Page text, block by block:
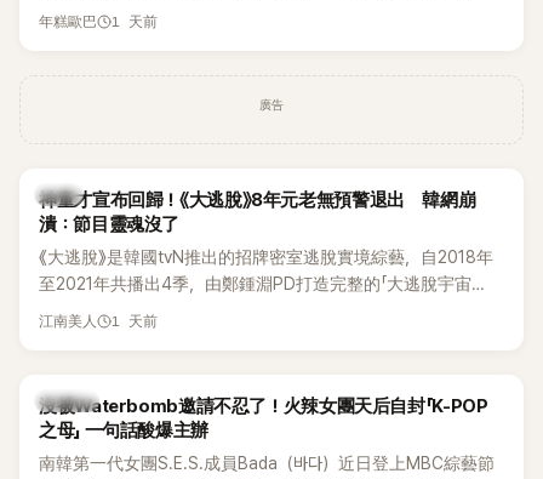
線，召開前所未見的「泳裝記者會」澄清。這場記者會後來還被
鎮》，邀請同時兼顧工作與育兒的演藝圈代表「媽媽群」——李智
惠、李賢怡、李恩亨，以第13位「My Star」身分登場，分享最真
邊搭車邊聊天，氣氛輕鬆。聊到最近的新聞，李瑞鎮突然直球
發問：「妳不是上新聞了？說妳去做整形？是人中縮短手術嗎？」
一貫犀利又不留情的問法，讓現場瞬間笑成一片。對此，李智
惠也毫不閃躲，淡定接招，兩人鬥嘴默契十足。 話題接著一路
開過記者會？」直接點名她當年的風波。李智惠聽了忍不住笑
當年情況，李智惠終於鬆口坦言，當時確實被質疑動過隆胸手
術。她回憶：「拍了比基尼照片之後，就開始被說是不是去隆乳
了。」為了澄清誤會，她只好親自站出來說清楚。 李智惠進一步
年糕歐巴 1 天前
廣告
韓星
神童才宣布回歸！《大逃脫》8年元老無預警退出 韓網崩
潰：節目靈魂沒了
《大逃脫》是韓國tvN推出的招牌密室逃脫實境綜藝，自2018年
至2021年共播出4季，由鄭鍾淵PD打造完整的「大逃脫宇宙
（DTCU）」，憑藉燒腦劇情、電影級場景與龐大世界觀，累積
江南美人 1 天前
K-POP
沒被Waterbomb邀請不忍了！火辣女團天后自封「K-POP
之母」 一句話酸爆主辦
南韓第一代女團S.E.S.成員Bada（바다）近日登上MBC綜藝節